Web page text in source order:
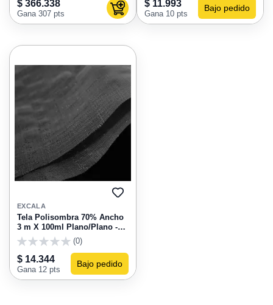
$ 366.338
Gana 307 pts Agregar al carrito
$ 11.993
Gana 10 pts
Bajo pedido
AGREGAR
FAVORITOS
EXCALA
Tela Polisombra 70% Ancho
3 m X 100ml Plano/Plano -
Por Metro Liineal
(0)
$ 14.344
Gana 12 pts
Bajo pedido